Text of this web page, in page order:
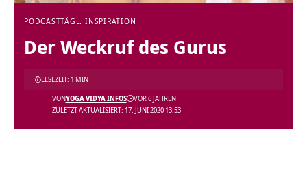
PODCASTTÄGL. INSPIRATION
Der Weckruf des Gurus
ZULETZT AKTUALISIERT: 17. JUNI 2020 13:53
VONYOGA VIDYA INFOS VOR 6 JAHREN
LESEZEIT: 1 MIN